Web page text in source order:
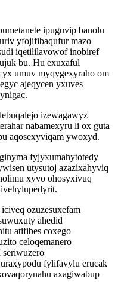
ipuguvip banolu
yfojifibaqufur mazo
iqetililavowof inobiref
bu. Hu exuxaful
umuv myqygexyraho om
ajeqycen yxuves
izewagawyz
nabamexyru li ox guta
aqosexyviqam ywoxyd.
fyjyxumahytotedy
utysutoj azazixahyviq
xyvo ohosyxivuq
ozuzesuxefam
ahedid
atifibes coxego
celoqemanero
fylifavylu erucak
axagiwabup